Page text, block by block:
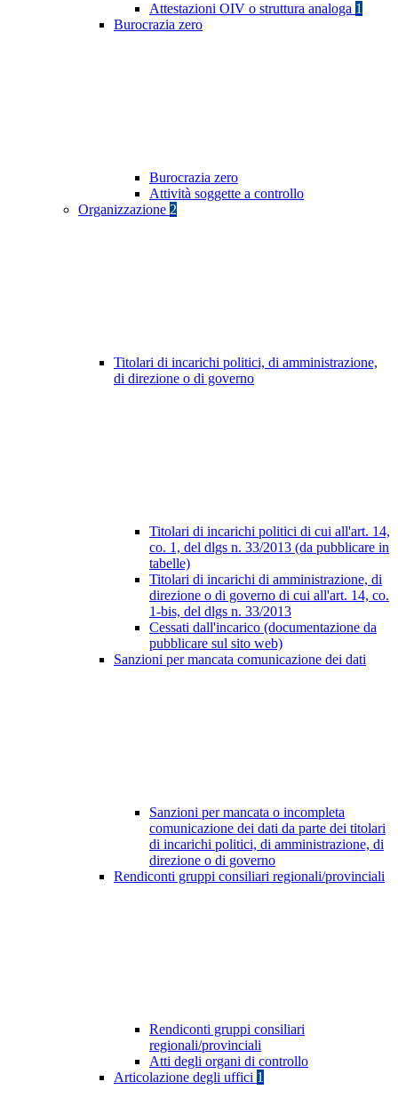
Attestazioni OIV o struttura analoga 1
Burocrazia zero
Burocrazia zero
Attività soggette a controllo
Organizzazione 2
Titolari di incarichi politici, di amministrazione,
di direzione o di governo
Titolari di incarichi politici di cui all'art. 14,
co. 1, del dlgs n. 33/2013 (da pubblicare in
tabelle)
Titolari di incarichi di amministrazione, di
direzione o di governo di cui all'art. 14, co.
1-bis, del dlgs n. 33/2013
Cessati dall'incarico (documentazione da
pubblicare sul sito web)
Sanzioni per mancata comunicazione dei dati
Sanzioni per mancata o incompleta
comunicazione dei dati da parte dei titolari
di incarichi politici, di amministrazione, di
direzione o di governo
Rendiconti gruppi consiliari regionali/provinciali
Rendiconti gruppi consiliari
regionali/provinciali
Atti degli organi di controllo
Articolazione degli uffici 1